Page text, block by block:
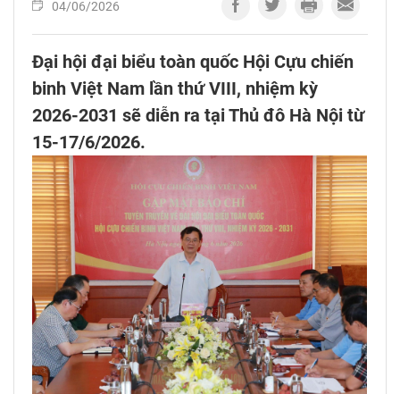
04/06/2026
Đại hội đại biểu toàn quốc Hội Cựu chiến
binh Việt Nam lần thứ VIII, nhiệm kỳ
2026-2031 sẽ diễn ra tại Thủ đô Hà Nội từ
15-17/6/2026.